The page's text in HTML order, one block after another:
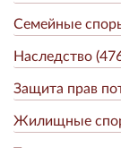
Семейные
Наследство
Защита прав
Жилищные